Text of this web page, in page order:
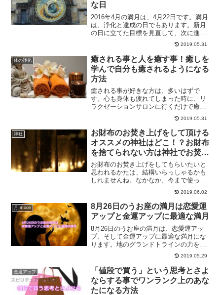
な日
2016年4月の満月は、4月22日です。満月
は、浄化と達成の日でもあります。新月
の日に立てた目標を見直して、次に進む
日です。2016年4月の満月のテーマと、4
月の満月にお財布作りをしていく事で、
金運アップに繋がる方法をご紹介してい
きます。
2019.05.31
体の浄化
癒される事と人を癒す事！癒しを
学んで自分も癒されるようになる
方法
癒される事が好きな方は、多いはずで
す。心も身体も疲れてしまった時に、リ
ラクゼーションサロンに行くだけで癒さ
れたりしませんか？癒されるのが好きな
方は、癒しを学んでみるのも一つの方法
です。癒しを学ぶことで自分も癒される
ようになるはずです。
2019.05.31
神社
お財布のお焚き上げをして頂ける
オススメの神社はどこ！？お財布
を捨てられない方は神社でお焚き
上げをするのがオススメ
お財布のお焚き上げをしてもらいたいと
思われるかたは、結構いらっしゃるかも
しれませんね。なかなか、今まで使って
きたおさいふをゴミに捨てることはでき
ないという方にオススメのお焚き上げを
して頂ける神社をご紹介していきます。
2019.06.02
月 moon
8月26日のうお座の満月は恋愛運
アップと金運アップに最適な満月
8月26日のうお座の満月は、恋愛運アッ
プ、そして金運アップに最適な満月にな
ります。地のグランドトラインの力を借
りて、自分自身の内側と向き合い恋愛運
アップ、金運アップしていきませんか？
2019.05.29
金運アップ
「値段で買う」という思考とさよ
ならする事でワンランク上のあな
たになる方法